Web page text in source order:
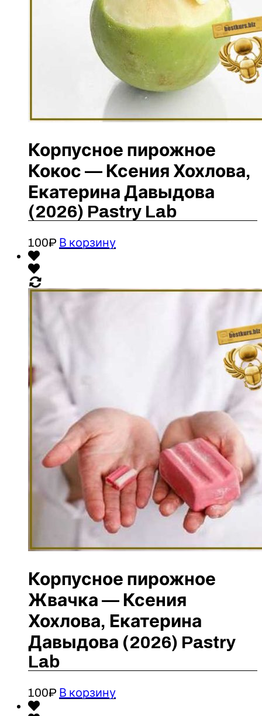
Корпусное пирожное
Кокос — Ксения Хохлова,
Екатерина Давыдова
(2026) Pastry Lab
100₽ В корзину
Корпусное пирожное
Жвачка — Ксения
Хохлова, Екатерина
Давыдова (2026) Pastry
Lab
100₽ В корзину